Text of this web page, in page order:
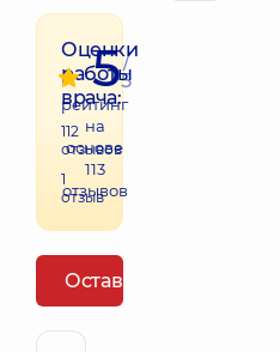
Оценки
работы
врача:
112
отзывов
1
отзыв
5/
5
рейтинг
на
основе
113
отзывов
Оставить отзыв